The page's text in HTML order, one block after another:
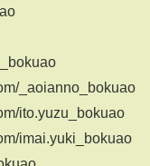
_aoianno_bokuao
ito.yuzu_bokuao
imai.yuki_bokuao